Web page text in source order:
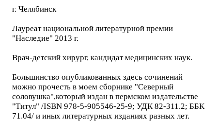
г. Челябинск
Лауреат национальной литературной премии
"Наследие" 2013 г.
Врач-детский хирург, кандидат медицинских наук.
Большинство опубликованных здесь сочинений
можно прочесть в моем сборнике "Северный
соловушка",который издан в пермском издательстве
"Титул" /ISBN 978-5-905546-25-9; УДК 82-311.2; ББК
71.04/ и иных литературных изданиях разных лет.